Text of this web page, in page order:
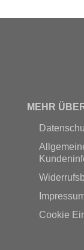
MEHR
Cookie